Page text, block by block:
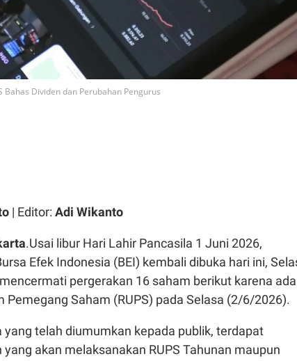
Bahas Dividen dan Perubahan Pengurus
| Editor: Adi Wikanto
.Usai libur Hari Lahir Pancasila 1 Juni 2026,
Efek Indonesia (BEI) kembali dibuka hari ini,
pergerakan 16 saham berikut karena ada
Pemegang Saham (RUPS) pada Selasa (2/6/2026).
yang telah diumumkan kepada publik, terdapat
akan melaksanakan RUPS Tahunan maupun